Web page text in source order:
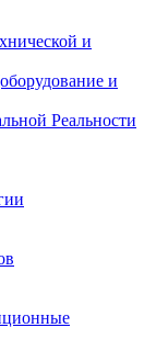
и
и
Реальности